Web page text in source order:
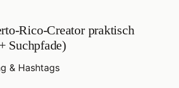
praktisch
Suchpfade)
& Hashtags